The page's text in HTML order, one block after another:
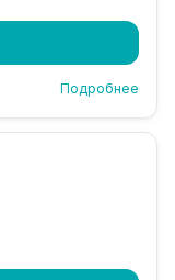
Подробнее